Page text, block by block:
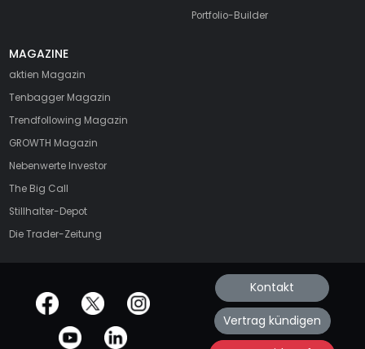
Portfolio-Builder
MAGAZINE
aktien Magazin
Tenbagger Magazin
Trendfollowing Magazin
GROWTH Magazin
Nebenwerte Investor
The Big Call
Stillhalter-Depot
Die Trader-Zeitung
offizielle Social Media-Accounts Kontakt
Vertrag kündigen